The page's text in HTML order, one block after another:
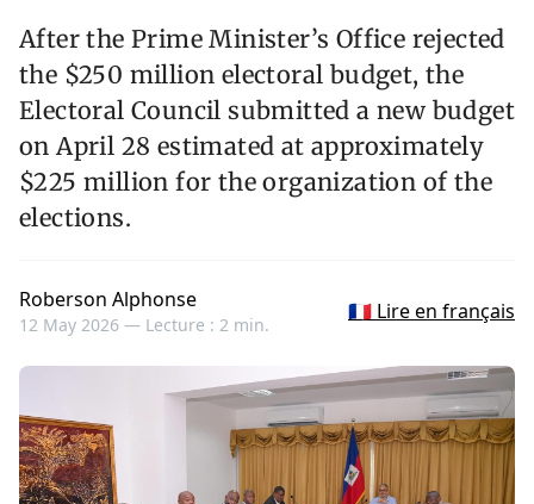
After the Prime Minister’s Office rejected
the $250 million electoral budget, the
Electoral Council submitted a new budget
on April 28 estimated at approximately
$225 million for the organization of the
elections.
Roberson Alphonse
12 May 2026 — Lecture : 2 min.
🇫🇷 Lire en français